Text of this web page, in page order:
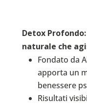
Detox
naturale che
Fondato da
apporta un
benessere
Risultati